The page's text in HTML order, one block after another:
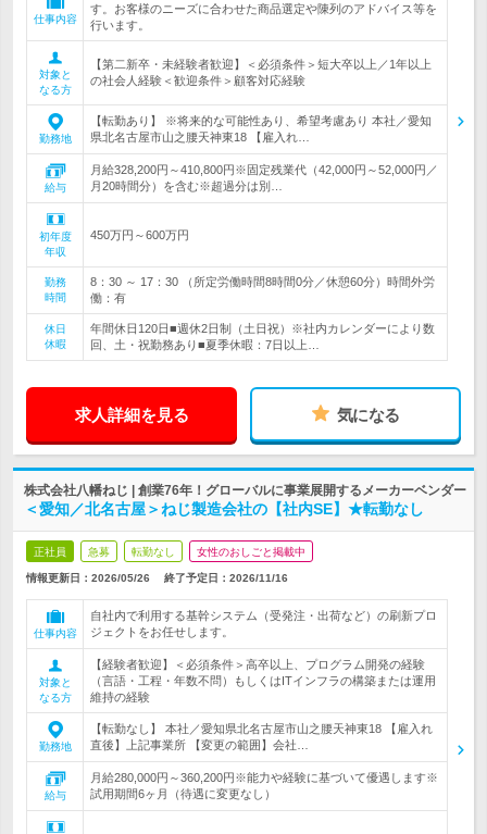
仕事内容
す。お客様のニーズに合わせた商品選定や陳列のアドバイス等を
行います。
対象と
なる方
【第二新卒・未経験者歓迎】＜必須条件＞短大卒以上／1年以上
の社会人経験＜歓迎条件＞顧客対応経験
勤務地
【転勤あり】 ※将来的な可能性あり、希望考慮あり 本社／愛知
県北名古屋市山之腰天神東18 【雇入れ…
給与
月給328,200円～410,800円※固定残業代（42,000円～52,000円／
月20時間分）を含む※超過分は別…
初年度
年収
450万円～600万円
勤務
時間
8：30 ～ 17：30 （所定労働時間8時間0分／休憩60分）時間外労
働：有
休日
休暇
年間休日120日■週休2日制（土日祝）※社内カレンダーにより数
回、土・祝勤務あり■夏季休暇：7日以上…
求人詳細を見る 気になる
株式会社八幡ねじ | 創業76年！グローバルに事業展開するメーカーベンダー
＜愛知／北名古屋＞ねじ製造会社の【社内SE】★転勤なし
正社員 急募 転勤なし 女性のおしごと掲載中
情報更新日：2026/05/26 終了予定日： 2026/11/16
仕事内容
自社内で利用する基幹システム（受発注・出荷など）の刷新プロ
ジェクトをお任せします。
対象と
なる方
【経験者歓迎】＜必須条件＞高卒以上、プログラム開発の経験
（言語・工程・年数不問）もしくはITインフラの構築または運用
維持の経験
勤務地
【転勤なし】 本社／愛知県北名古屋市山之腰天神東18 【雇入れ
直後】上記事業所 【変更の範囲】会社…
給与
月給280,000円～360,200円※能力や経験に基づいて優遇します※
試用期間6ヶ月（待遇に変更なし）